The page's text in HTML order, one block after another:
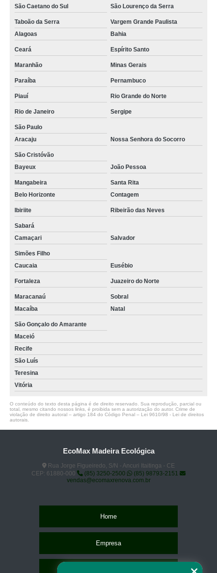
São Caetano do Sul São Lourenço da Serra
Taboão da Serra
Vargem Grande Paulista
Alagoas
Bahia
Ceará Espírito Santo
Maranhão Minas Gerais
Paraíba Pernambuco
Piauí Rio Grande do Norte
Rio de Janeiro Sergipe
São Paulo
Aracaju
Nossa Senhora do Socorro
São Cristóvão
Bayeux
João Pessoa
Mangabeira
Santa Rita
Belo Horizonte
Contagem
Ibiriite Ribeirão das Neves
Sabará
Camaçari
Salvador
Simões Filho
Caucaia
Eusébio
Fortaleza Juazeiro do Norte
Maracanaú
Sobral
Macaíba
Natal
São Gonçalo do Amarante
Maceió
Recife
São Luís
Teresina
Vitória
O conteúdo do texto desta página é de direito reservado. Sua reprodução, parcial ou
total, mesmo citando nossos links, é proibida sem a autorização do autor. Crime de
violação de direito autoral – artigo 184 do Código Penal – Lei 9610/98 - Lei de direitos
autorais
EcoMax Madeira Ecológica
Rua Jorge Figueiredo, S/N - Ancuri Itaitinga - CE
CEP: 61880-000
(85) 3250-2500
(85) 98793-2151
vendas@ecomaxrenova.com.br
Home
Empresa